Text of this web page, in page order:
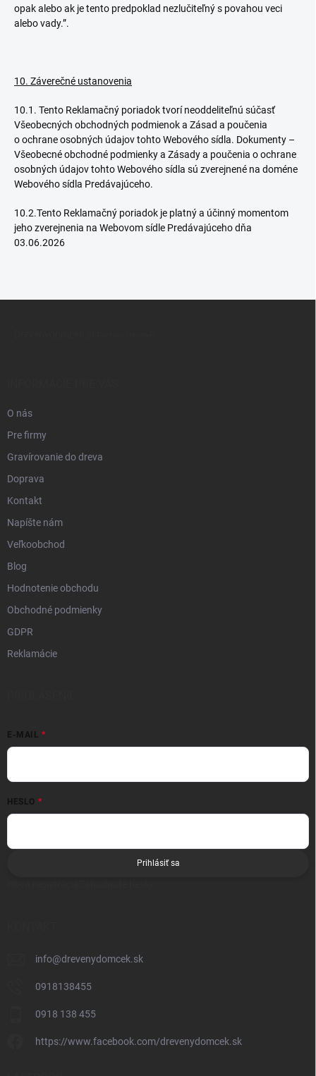
opak alebo ak je tento predpoklad nezlučiteľný s povahou veci
alebo vady.”.
10. Záverečné ustanovenia
10.1. Tento Reklamačný poriadok tvorí neoddeliteľnú súčasť
Všeobecných obchodných podmienok a Zásad a poučenia
o ochrane osobných údajov tohto Webového sídla. Dokumenty –
Všeobecné obchodné podmienky a Zásady a poučenia o ochrane
osobných údajov tohto Webového sídla sú zverejnené na doméne
Webového sídla Predávajúceho.
10.2.Tento Reklamačný poriadok je platný a účinný momentom
jeho zverejnenia na Webovom sídle Predávajúceho dňa
03.06.2026
O nás
Pre firmy
Gravírovanie do dreva
Doprava
Kontakt
Napíšte nám
Veľkoobchod
Blog
Hodnotenie obchodu
Obchodné podmienky
GDPR
Reklamácie
E-MAIL
HESLO
Prihlásiť sa
info@drevenydomcek.sk
0918138455
0918 138 455
https://www.facebook.com/drevenydomcek.sk